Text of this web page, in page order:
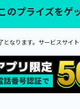
のプライズをゲ
なります。サービスサイ